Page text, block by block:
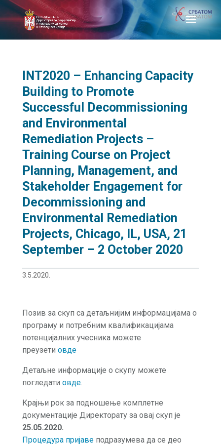
INT2020 – Enhancing Capacity
Building to Promote
Successful Decommissioning
and Environmental
Remediation Projects –
Training Course on Project
Planning, Management, and
Stakeholder Engagement for
Decommissioning and
Environmental Remediation
Projects, Chicago, IL, USA, 21
September – 2 October 2020
3.5.2020.
Позив за скуп са детаљнијим информацијама о
програму и потребним квалификацијама
потенцијалних учесника можете
преузети овде
Детаљне информације о скупу можете
погледати овде.
Крајњи рок за подношење комплетне
документације Директорату за овај скуп је
25.05.2020.
Процедура пријавеподразумева да се део